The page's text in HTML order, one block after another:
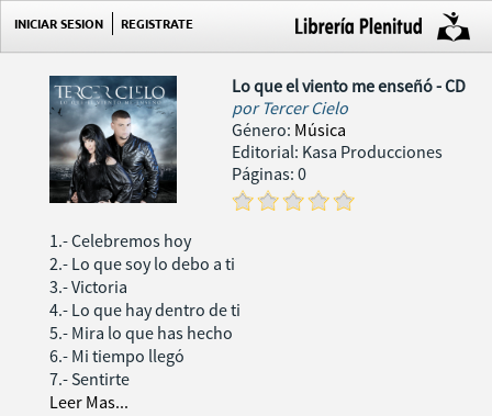
INICIAR SESION REGISTRATE
Lo que el viento me enseñó - CD
por Tercer Cielo
Género: Música
Editorial: Kasa Producciones
Páginas: 0
1.- Celebremos hoy
2.- Lo que soy lo debo a ti
3.- Victoria
4.- Lo que hay dentro de ti
5.- Mira lo que has hecho
6.- Mi tiempo llegó
7.- Sentirte
Leer Mas...